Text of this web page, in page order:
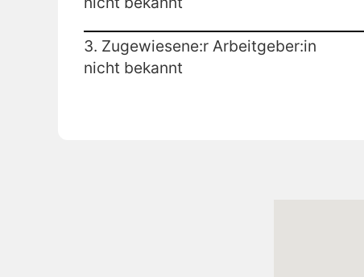
3. Zugewiesene:r Arbeitgeber:in
nicht bekannt